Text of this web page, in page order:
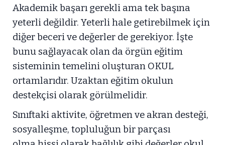
Akademik başarı gerekli ama tek başına
yeterli değildir. Yeterli hale getirebilmek için
diğer beceri ve değerler de gerekiyor. İşte
bunu sağlayacak olan da örgün eğitim
sisteminin temelini oluşturan OKUL
ortamlarıdır. Uzaktan eğitim okulun
destekçisi olarak görülmelidir.
Sınıftaki aktivite, öğretmen ve akran desteği,
sosyalleşme, topluluğun bir parçası